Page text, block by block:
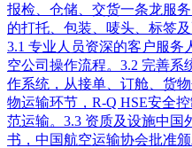
报检、仓储、交货一条龙服
的打托、包装、唛头、标签
3.1 专业人员资深的客户服务
空公司操作流程。3.2 完善系
作系统，从接单、订舱、货
物运输环节，R-Q HSE安全
范运输。3.3 资质及设施中国
书，中国航空运输协会批准